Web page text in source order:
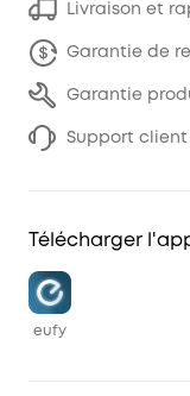
Livraison et
Garantie de
Garantie
Support client
Télécharger
eufy